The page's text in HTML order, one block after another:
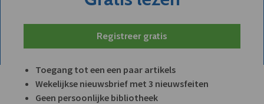
Registreer gratis
Toegang tot een een paar artikels
Wekelijkse nieuwsbrief met 3 nieuwsfeiten
Geen persoonlijke bibliotheek